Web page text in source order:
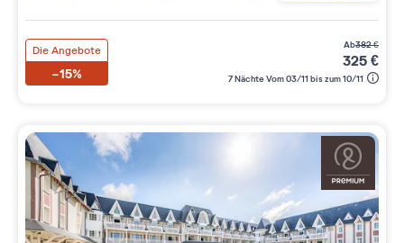
Die Angebote
-15%
ab382€
325€
7 Nächte Vom 03/11 bis zum 10/11